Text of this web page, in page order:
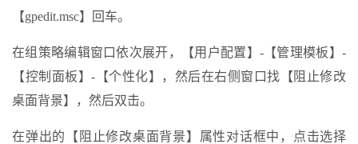
【gpedit.msc】回车。
在组策略编辑窗口依次展开，【用户配置】-【管理模板】-
【控制面板】-【个性化】，然后在右侧窗口找【阻止修改
桌面背景】，然后双击。
在弹出的【阻止修改桌面背景】属性对话框中，点击选择